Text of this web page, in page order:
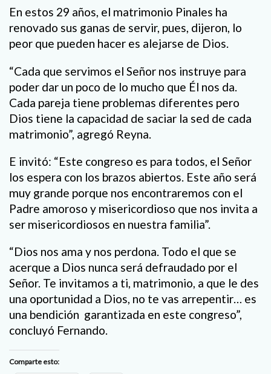
En estos 29 años, el matrimonio Pinales ha
renovado sus ganas de servir, pues, dijeron, lo
peor que pueden hacer es alejarse de Dios.
“Cada que servimos el Señor nos instruye para
poder dar un poco de lo mucho que Él nos da.
Cada pareja tiene problemas diferentes pero
Dios tiene la capacidad de saciar la sed de cada
matrimonio”, agregó Reyna.
E invitó: “Este congreso es para todos, el Señor
los espera con los brazos abiertos. Este año será
muy grande porque nos encontraremos con el
Padre amoroso y misericordioso que nos invita a
ser misericordiosos en nuestra familia”.
“Dios nos ama y nos perdona. Todo el que se
acerque a Dios nunca será defraudado por el
Señor. Te invitamos a ti, matrimonio, a que le des
una oportunidad a Dios, no te vas arrepentir… es
una bendición garantizada en este congreso”,
concluyó Fernando.
Comparte esto: